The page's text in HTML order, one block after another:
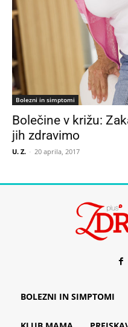
Bolezni in simptomi
Bolečine v križu:
jih zdravimo
U. Z. - 20 aprila, 2017
BOLEZNI IN SIMPTOMI